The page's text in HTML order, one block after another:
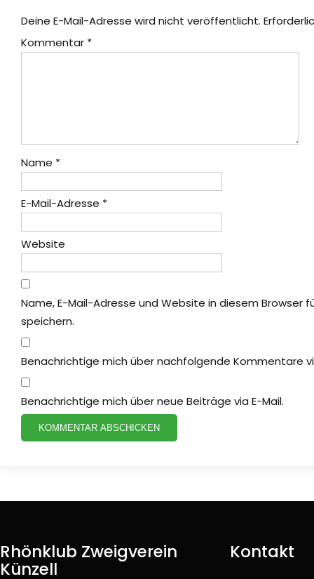
Deine E-Mail-Adresse wird nicht veröffentlicht.
Kommentar *
Name *
E-Mail-Adresse *
Website
Name, E-Mail-Adresse und Website in diesem Browser
speichern.
Benachrichtige mich über nachfolgende Kommentare
Benachrichtige mich über neue Beiträge via E-Mail.
Rhönklub Zweigverein
Künzell
Kontakt